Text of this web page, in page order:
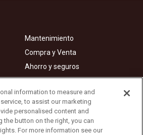
Mantenimiento
Compra y Venta
Ahorro y seguros
Videos de autos
information to measure and
to assist our marketing
personalised content and
the button on the right, you can
For more information see our